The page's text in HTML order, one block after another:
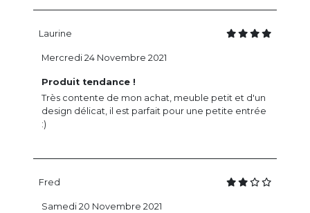
Laurine
Produit tendance !
Très contente de mon achat, meuble petit et d'un
design délicat, il est parfait pour une petite entrée
:)
Mercredi 24 Novembre 2021
Fred
Samedi 20 Novembre 2021